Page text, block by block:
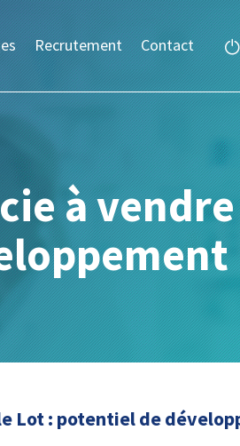
Recrutement Contact
à
Lot : potentiel de